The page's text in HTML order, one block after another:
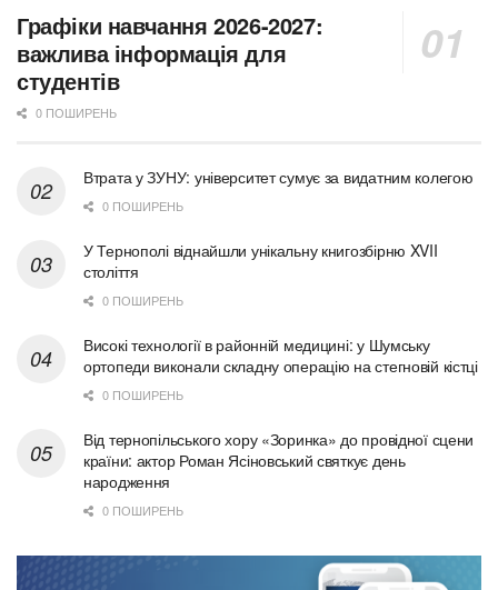
Графіки навчання 2026-2027:
важлива інформація для
студентів
0 ПОШИРЕНЬ
Втрата у ЗУНУ: університет сумує за видатним колегою
0 ПОШИРЕНЬ
У Тернополі віднайшли унікальну книгозбірню XVII
століття
0 ПОШИРЕНЬ
Високі технології в районній медицині: у Шумську
ортопеди виконали складну операцію на стегновій кістці
0 ПОШИРЕНЬ
Від тернопільського хору «Зоринка» до провідної сцени
країни: актор Роман Ясіновський святкує день
народження
0 ПОШИРЕНЬ